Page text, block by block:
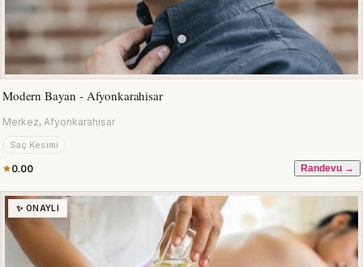
Modern Bayan - Afyonkarahisar
Merkez, Afyonkarahisar
Saç Kesimi
0.00 Randevu →
✨ ONAYLI